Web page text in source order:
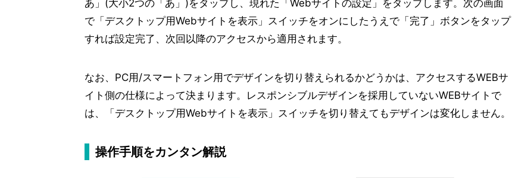
あ」(大小2つの「あ」)をタップし、現れた「Webサイトの設定」をタップします。次の画面
で「デスクトップ用Webサイトを表示」スイッチをオンにしたうえで「完了」ボタンをタップ
すれば設定完了、次回以降のアクセスから適用されます。
なお、PC用/スマートフォン用でデザインを切り替えられるかどうかは、アクセスするWEBサ
イト側の仕様によって決まります。レスポンシブルデザインを採用していないWEBサイトで
は、「デスクトップ用Webサイトを表示」スイッチを切り替えてもデザインは変化しません。
操作手順をカンタン解説